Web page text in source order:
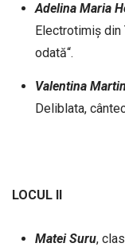
Adelina Maria
Electrotimiș din
odată“.
Valentina
Deliblata,
LOCUL II
Matei Suru,